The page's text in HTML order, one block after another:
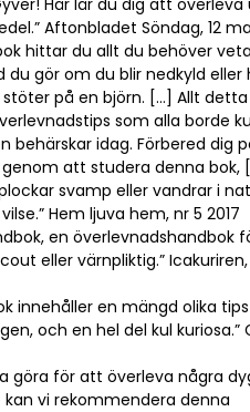
Aftonbladet Söndag, 12
hittar du allt du behöver
du gör om du blir nedkyld eller
på en björn. […] Allt
som alla borde
behärskar idag. Förbered dig
att studera denna bok,
svamp eller vandrar i
Hem ljuva hem, nr 5 2017
en överlevnadshandbok
eller värnpliktig.” Icakuriren,
innehåller en mängd olika
och en hel del kul kuriosa.”
göra för att överleva några
vi rekommendera denna